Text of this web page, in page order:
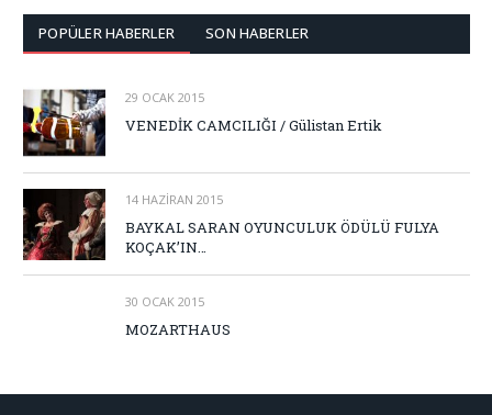
POPÜLER HABERLER SON HABERLER
29 OCAK 2015
VENEDİK CAMCILIĞI / Gülistan Ertik
14 HAZIRAN 2015
BAYKAL SARAN OYUNCULUK ÖDÜLÜ FULYA
KOÇAK’IN…
30 OCAK 2015
MOZARTHAUS